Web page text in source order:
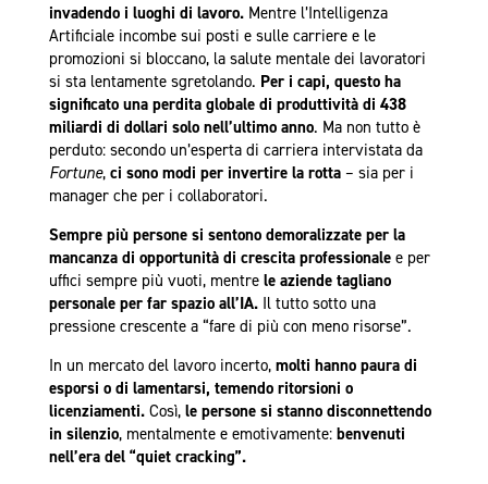
invadendo i luoghi di lavoro.Mentre l’Intelligenza
Artificiale incombe sui posti e sulle carriere e le
promozioni si bloccano, la salute mentale dei lavoratori
si sta lentamente sgretolando. Per i capi, questo ha
significato una perdita globale di produttività di 438
miliardi di dollari solo nell’ultimo anno. Ma non tutto è
perduto: secondo un’esperta di carriera intervistata da
Fortune, ci sono modi per invertire la rotta– sia per i
manager che per i collaboratori.
Sempre più persone si sentono demoralizzate per la
mancanza di opportunità di crescita professionalee per
uffici sempre più vuoti, mentre le aziende tagliano
personale per far spazio all’IA.Il tutto sotto una
pressione crescente a “fare di più con meno risorse”.
In un mercato del lavoro incerto, molti hanno paura di
esporsi o di lamentarsi, temendo ritorsioni o
licenziamenti. Così, le persone si stanno disconnettendo
in silenzio, mentalmente e emotivamente: benvenuti
nell’era del “quiet cracking”.